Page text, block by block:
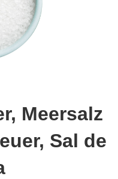
Meersalz
Sal de